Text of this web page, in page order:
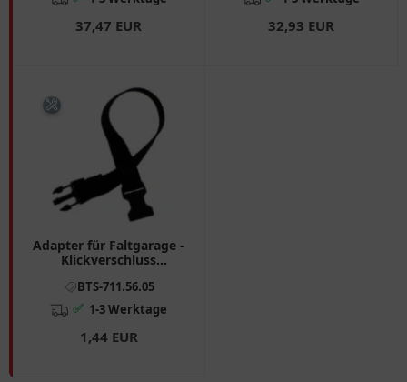
37,47 EUR 32,93 EUR
Adapter für Faltgarage -
Klickverschluss
BTS-711.56.05
✅ 1-3 Werktage
1,44 EUR